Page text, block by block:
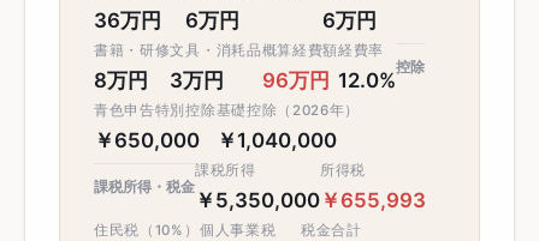
36万円 6万円 6万円
書籍・研修
8万円
文具・消耗品
3万円
概算経費額
96万円
経費率
12.0%
控除
青色申告特別控除
￥650,000
基礎控除（2026年）
￥1,040,000
課税所得・税金
課税所得
￥5,350,000
所得税
￥655,993
住民税（10%） 個人事業税 税金合計